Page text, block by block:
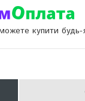
можете купити